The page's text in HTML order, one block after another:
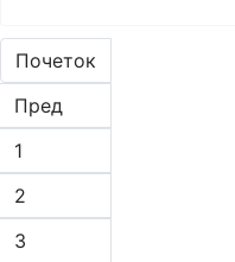
Почеток
Пред
1
2
3